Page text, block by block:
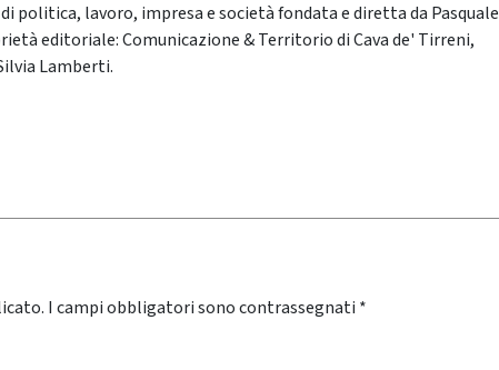
politica, lavoro, impresa e società fondata e diretta da Pasquale
editoriale: Comunicazione & Territorio di Cava de' Tirreni,
Lamberti.
I campi obbligatori sono contrassegnati *